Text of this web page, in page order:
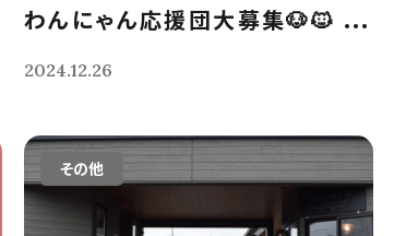
わんにゃん応援団大募集🐶🐱 ...
2024.12.26
その他